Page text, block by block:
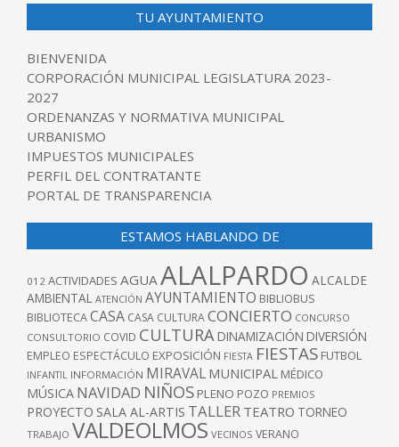
TU AYUNTAMIENTO
BIENVENIDA
CORPORACIÓN MUNICIPAL LEGISLATURA 2023-
2027
ORDENANZAS Y NORMATIVA MUNICIPAL
URBANISMO
IMPUESTOS MUNICIPALES
PERFIL DEL CONTRATANTE
PORTAL DE TRANSPARENCIA
ESTAMOS HABLANDO DE
012 ACTIVIDADES AGUA ALALPARDO ALCALDE
AMBIENTAL ATENCIÓN AYUNTAMIENTO BIBLIOBUS
BIBLIOTECACASA CASA CULTURACONCIERTO CONCURSO
CONSULTORIO COVID CULTURA DINAMIZACIÓN DIVERSIÓN
EMPLEO ESPECTÁCULO EXPOSICIÓN FIESTA FIESTAS FUTBOL
INFANTIL INFORMACIÓN MIRAVAL MUNICIPAL MÉDICO
MÚSICA NAVIDAD NIÑOS PLENO POZO PREMIOS
PROYECTO SALA AL-ARTIS TALLER TEATRO TORNEO
TRABAJO VALDEOLMOS VECINOS VERANO